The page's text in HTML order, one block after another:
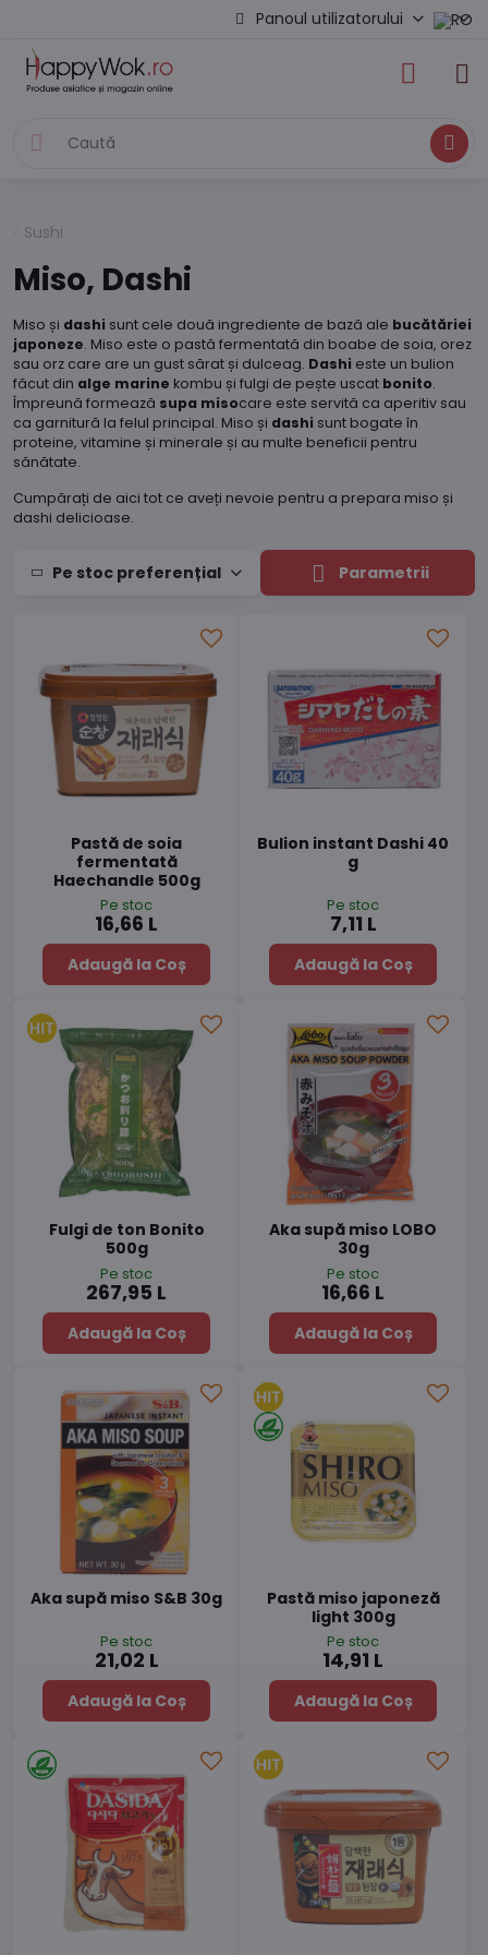
Panoul utilizatorului
Caută
Sushi
Miso, Dashi
Miso și dashi sunt cele două ingrediente de bază ale bucătăriei
japoneze. Miso este o pastă fermentată din boabe de soia, orez
sau orz care are un gust sărat și dulceag. Dashi este un bulion
făcut din alge marine kombu și fulgi de pește uscat bonito.
Împreună formează supa misocare este servită ca aperitiv sau
ca garnitură la felul principal. Miso și dashi sunt bogate în
proteine, vitamine și minerale și au multe beneficii pentru
sănătate.
Cumpărați de aici tot ce aveți nevoie pentru a prepara miso și
dashi delicioase.
Pe stoc preferențial Parametrii
Pastă de soia
fermentată
Haechandle 500g
Pe stoc
16,66 L
Adaugă la Coș
Bulion instant Dashi 40
g
Pe stoc
7,11 L
Adaugă la Coș
Fulgi de ton Bonito
500g
Pe stoc
267,95 L
Adaugă la Coș
Aka supă miso LOBO
30g
Pe stoc
16,66 L
Adaugă la Coș
Aka supă miso S&B 30g
Pe stoc
21,02 L
Adaugă la Coș
Pastă miso japoneză
light 300g
Pe stoc
14,91 L
Adaugă la Coș